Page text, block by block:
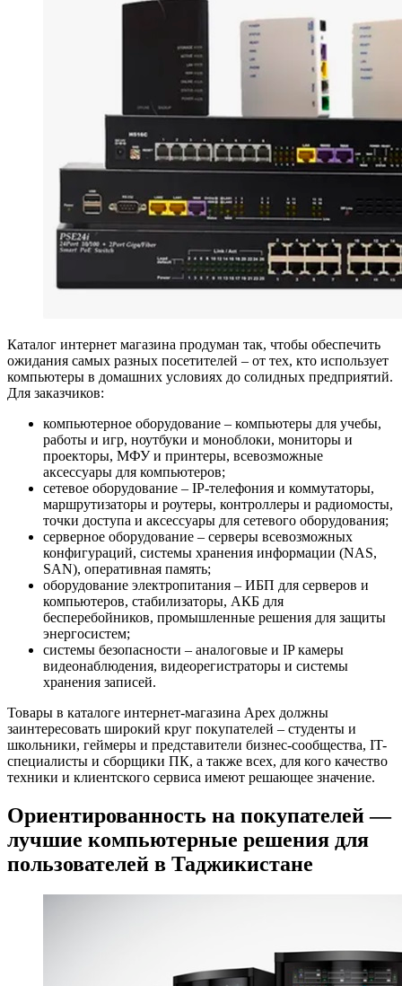
Каталог интернет магазина продуман так, чтобы обеспечить
ожидания самых разных посетителей – от тех, кто использует
компьютеры в домашних условиях до солидных предприятий.
Для заказчиков:
компьютерное оборудование – компьютеры для учебы,
работы и игр, ноутбуки и моноблоки, мониторы и
проекторы, МФУ и принтеры, всевозможные
аксессуары для компьютеров;
сетевое оборудование – IP-телефония и коммутаторы,
маршрутизаторы и роутеры, контроллеры и радиомосты,
точки доступа и аксессуары для сетевого оборудования;
серверное оборудование – серверы всевозможных
конфигураций, системы хранения информации (NAS,
SAN), оперативная память;
оборудование электропитания – ИБП для серверов и
компьютеров, стабилизаторы, АКБ для
бесперебойников, промышленные решения для защиты
энергосистем;
системы безопасности – аналоговые и IP камеры
видеонаблюдения, видеорегистраторы и системы
хранения записей.
Товары в каталоге интернет-магазина Apex должны
заинтересовать широкий круг покупателей – студенты и
школьники, геймеры и представители бизнес-сообщества, IT-
специалисты и сборщики ПК, а также всех, для кого качество
техники и клиентского сервиса имеют решающее значение.
Ориентированность на покупателей —
лучшие компьютерные решения для
пользователей в Таджикистане